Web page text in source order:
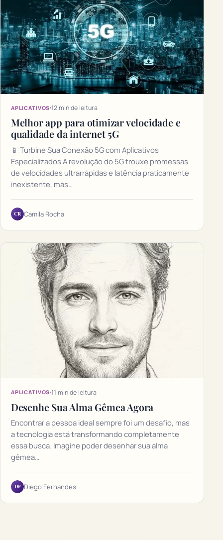
APLICATIVOS 12 min de leitura
Melhor app para otimizar velocidade e
qualidade da internet 5G
📱 Turbine Sua Conexão 5G com Aplicativos
Especializados A revolução do 5G trouxe promessas
de velocidades ultrarrápidas e latência praticamente
inexistente, mas…
CR Camila Rocha
APLICATIVOS 11 min de leitura
Desenhe Sua Alma Gêmea Agora
Encontrar a pessoa ideal sempre foi um desafio, mas
a tecnologia está transformando completamente
essa busca. Imagine poder desenhar sua alma
gêmea…
DF Diego Fernandes